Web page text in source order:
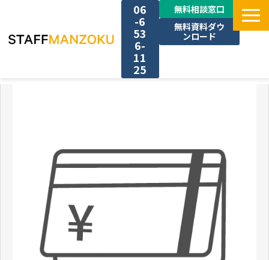
06
-6
53
6-
11
25
無料相談窓口
無料資料ダウ
ンロード
サービス一覧